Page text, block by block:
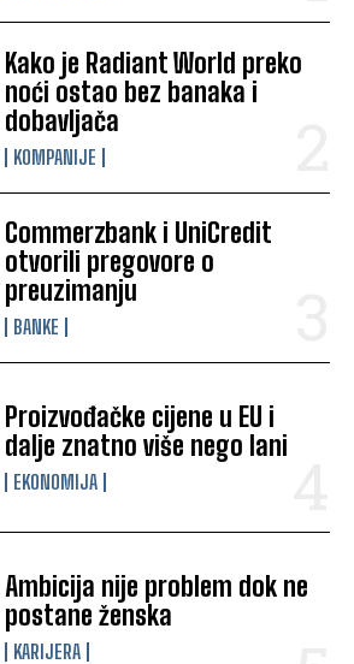
Kako je Radiant World preko
noći ostao bez banaka i
dobavljača
KOMPANIJE
Commerzbank i UniCredit
otvorili pregovore o
preuzimanju
BANKE
Proizvođačke cijene u EU i
dalje znatno više nego lani
EKONOMIJA
Ambicija nije problem dok ne
postane ženska
KARIJERA